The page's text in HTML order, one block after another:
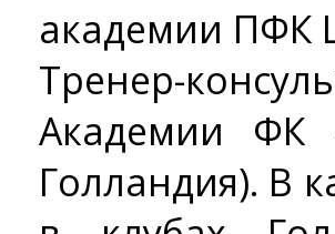
академии ПФК
Тренер-
Академии ФК
Голландия). В